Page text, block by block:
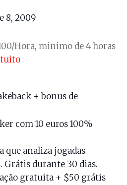
8, 2009
Hora, minimo de 4 horas
+ bonus de
com 10 euros 100%
que analiza jogadas
durante 30 dias.
gratuita + $50 grátis